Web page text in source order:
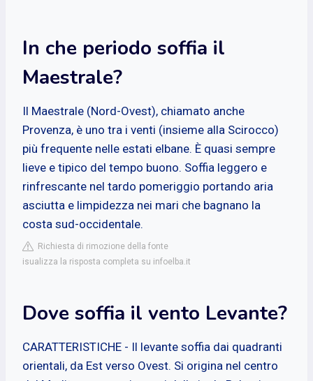
In che periodo soffia il
Maestrale?
Il Maestrale (Nord-Ovest), chiamato anche
Provenza, è uno tra i venti (insieme alla Scirocco)
più frequente nelle estati elbane. È quasi sempre
lieve e tipico del tempo buono. Soffia leggero e
rinfrescante nel tardo pomeriggio portando aria
asciutta e limpidezza nei mari che bagnano la
costa sud-occidentale.
Richiesta di rimozione della fonte
isualizza la risposta completa su infoelba.it
Dove soffia il vento Levante?
CARATTERISTICHE - Il levante soffia dai quadranti
orientali, da Est verso Ovest. Si origina nel centro